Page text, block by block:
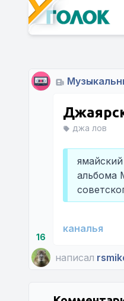
16
джа лов
альбома
каналья
написал